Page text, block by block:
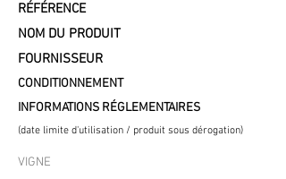
RÉFÉRENCE
NOM DU PRODUIT
FOURNISSEUR
CONDITIONNEMENT
INFORMATIONS RÉGLEMENTAIRES
(date limite d'utilisation / produit sous dérogation)
VIGNE